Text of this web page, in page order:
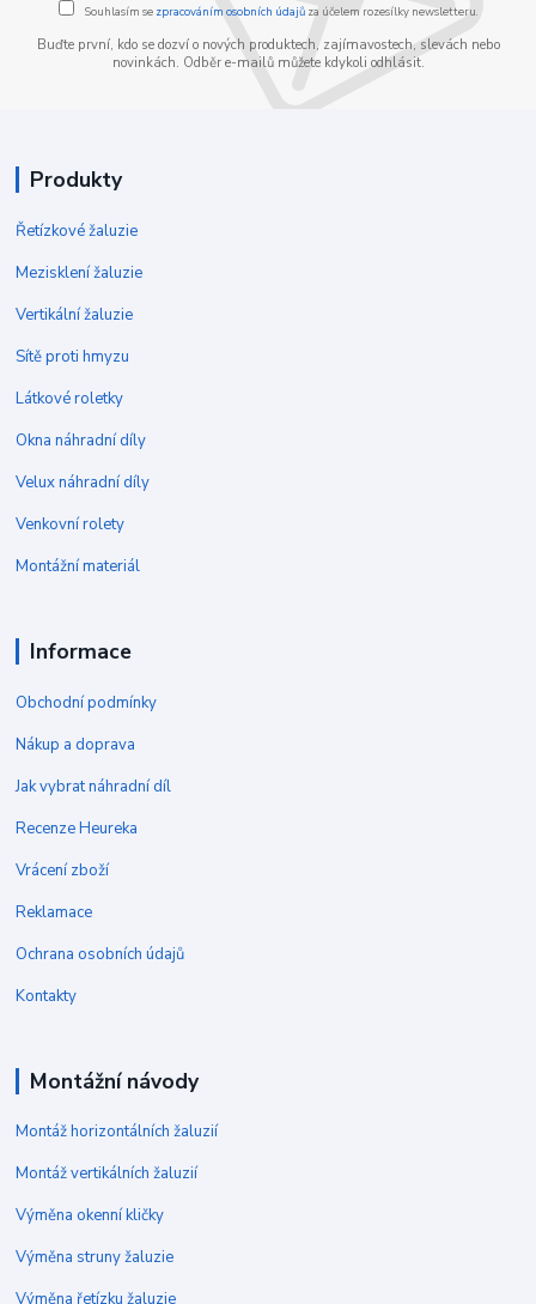
Souhlasím se zpracováním osobních údajůza účelem rozesílky newsletteru.
Buďte první, kdo se dozví o nových produktech, zajímavostech, slevách nebo
novinkách. Odběr e-mailů můžete kdykoli odhlásit.
Produkty
Řetízkové žaluzie
Mezisklení žaluzie
Vertikální žaluzie
Sítě proti hmyzu
Látkové roletky
Okna náhradní díly
Velux náhradní díly
Venkovní rolety
Montážní materiál
Informace
Obchodní podmínky
Nákup a doprava
Jak vybrat náhradní díl
Recenze Heureka
Vrácení zboží
Reklamace
Ochrana osobních údajů
Kontakty
Montážní návody
Montáž horizontálních žaluzií
Montáž vertikálních žaluzií
Výměna okenní kličky
Výměna struny žaluzie
Výměna řetízku žaluzie